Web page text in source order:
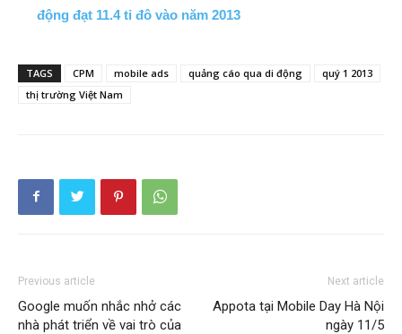
động đạt 11.4 tỉ đô vào năm 2013
TAGS CPM mobile ads quảng cáo qua di động
quý 1 2013
thị trường Việt Nam
Previous article
Google muốn nhắc nhở các
nhà phát triển về vai trò của
Next article
Appota tại Mobile Day Hà Nội
ngày 11/5